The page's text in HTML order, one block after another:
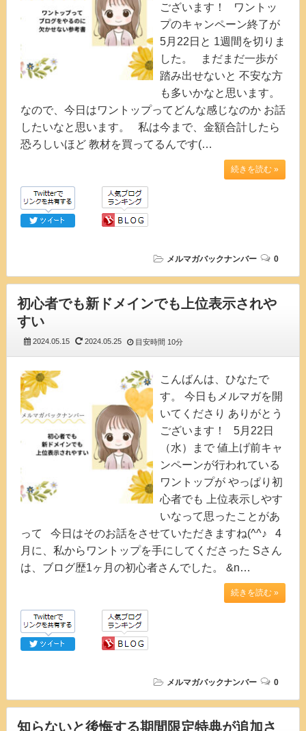
ございます！ ワントッ
プのキャンペーン終了が
5月22日と 1週間を切りま
した。 まだまだ一歩が
踏み出せないと 不安な方
も多いかなと思います。
なので、今日はワントップってどんな感じなのか お話
したいなと思います。 私は今まで、金額合計したら
恐ろしいほど 教材を買ってるんです(…
続きを読む »
メルマガバックナンバー 0
初心者でも新ドメインでも上位表示されや
すい
2024.05.15 2024.05.25 目安時間 10分
こんばんは、ひなたで
す。 今日もメルマガを開
いてくださり ありがとう
ございます！ 5月22日
（水）まで 値上げ前キャ
ンペーンが行われている
ワントップが やっぱり初
心者でも 上位表示しやす
いなって思ったことがあ
って 今日はそのお話をさせていただきますね(^^♪ 4
月に、私からワントップを手にしてくださった Sさん
は、ブログ歴1ヶ月の初心者さんでした。 &n…
続きを読む »
メルマガバックナンバー 0
知らないと後悔する期間限定特典が追加さ